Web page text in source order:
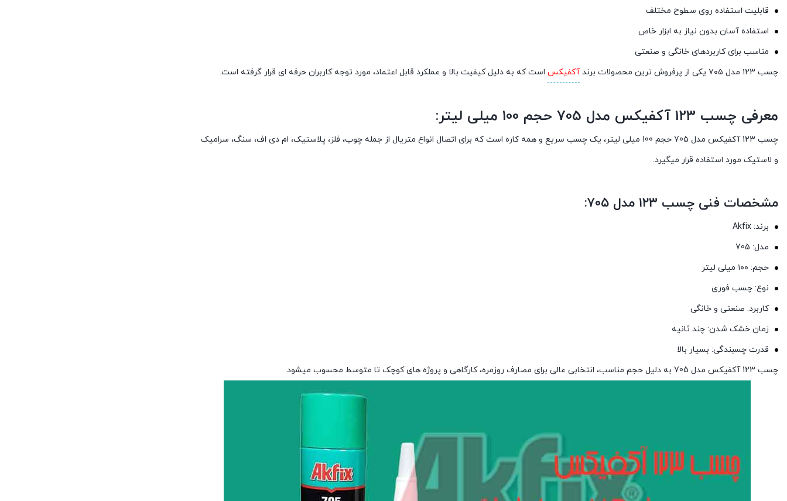
قابلیت استفاده روی سطوح مختلف
استفاده آسان بدون نیاز به ابزار خاص
مناسب برای کاربردهای خانگی و صنعتی
چسب ۱۲۳ مدل ۷۰۵ یکی از پرفروش ترین محصولات برند
آکفیکس است که به دلیل کیفیت بالا و عملکرد قابل اعتماد، مورد توجه کاربران حرفه ای قرار گرفته است.
معرفی چسب 123 آکفیکس مدل 705 حجم 100 میلی لیتر:
چسب 123 آکفیکس مدل 705 حجم 100 میلی لیتر، یک چسب سریع و همه کاره است که برای اتصال انواع متریال از جمله چوب، فلز، پلاستیک، ام دی اف، سنگ، سرامیک
و لاستیک مورد استفاده قرار میگیرد.
مشخصات فنی چسب ۱۲۳ مدل ۷۰۵:
برند: Akfix
مدل: 705
حجم: ۱۰۰ میلی لیتر
نوع: چسب فوری
کاربرد: صنعتی و خانگی
زمان خشک شدن: چند ثانیه
قدرت چسبندگی: بسیار بالا
چسب 123 آکفیکس مدل 705 به دلیل حجم مناسب، انتخابی عالی برای مصارف روزمره، کارگاهی و پروژه های کوچک تا متوسط محسوب میشود.